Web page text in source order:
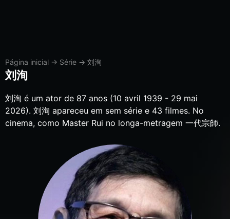
Página inicial → Série → 刘洵
刘洵
刘洵 é um ator de 87 anos (10 avril 1939 - 29 mai
2026). 刘洵 apareceu em sem série e 43 filmes. No
cinema, como Master Rui no longa-metragem 一代宗師.